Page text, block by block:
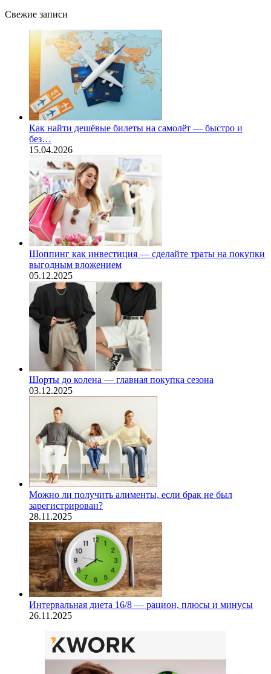
Свежие записи
Как найти дешёвые билеты на самолёт — быстро и
без…
15.04.2026
Шоппинг как инвестиция — сделайте траты на покупки
выгодным вложением
05.12.2025
Шорты до колена — главная покупка сезона
03.12.2025
Можно ли получить алименты, если брак не был
зарегистрирован?
28.11.2025
Интервальная диета 16/8 — рацион, плюсы и минусы
26.11.2025